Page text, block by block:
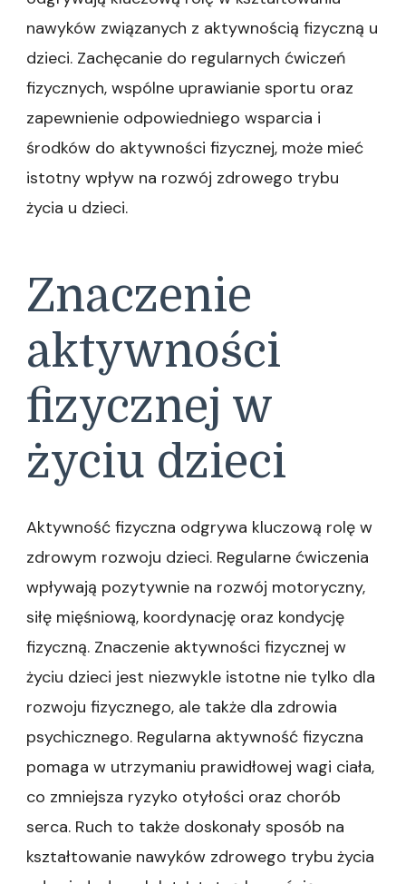
nawyków związanych z aktywnością fizyczną u
dzieci. Zachęcanie do regularnych ćwiczeń
fizycznych, wspólne uprawianie sportu oraz
zapewnienie odpowiedniego wsparcia i
środków do aktywności fizycznej, może mieć
istotny wpływ na rozwój zdrowego trybu
życia u dzieci.
Znaczenie
aktywności
fizycznej w
życiu dzieci
Aktywność fizyczna odgrywa kluczową rolę w
zdrowym rozwoju dzieci. Regularne ćwiczenia
wpływają pozytywnie na rozwój motoryczny,
siłę mięśniową, koordynację oraz kondycję
fizyczną. Znaczenie aktywności fizycznej w
życiu dzieci jest niezwykle istotne nie tylko dla
rozwoju fizycznego, ale także dla zdrowia
psychicznego. Regularna aktywność fizyczna
pomaga w utrzymaniu prawidłowej wagi ciała,
co zmniejsza ryzyko otyłości oraz chorób
serca. Ruch to także doskonały sposób na
kształtowanie nawyków zdrowego trybu życia